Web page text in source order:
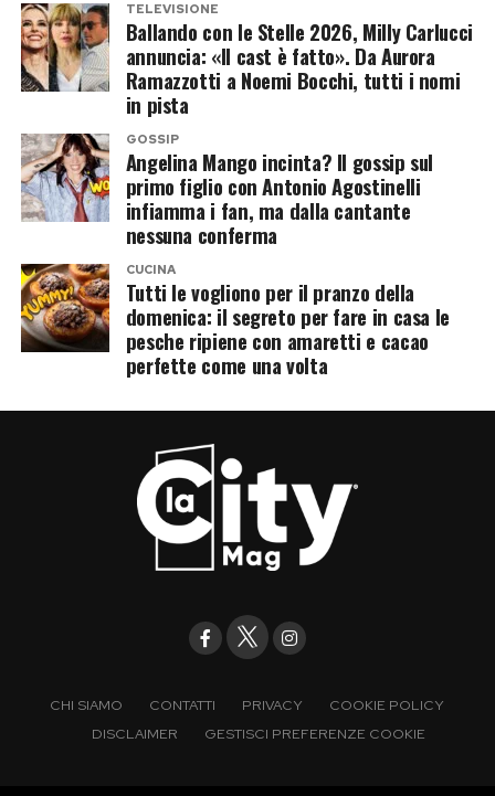
TELEVISIONE
Ballando con le Stelle 2026, Milly Carlucci
annuncia: «Il cast è fatto». Da Aurora
Ramazzotti a Noemi Bocchi, tutti i nomi
in pista
GOSSIP
Angelina Mango incinta? Il gossip sul
primo figlio con Antonio Agostinelli
infiamma i fan, ma dalla cantante
nessuna conferma
CUCINA
Tutti le vogliono per il pranzo della
domenica: il segreto per fare in casa le
pesche ripiene con amaretti e cacao
perfette come una volta
CHI SIAMO CONTATTI PRIVACY
COOKIE POLICY
DISCLAIMER
GESTISCI PREFERENZE COOKIE